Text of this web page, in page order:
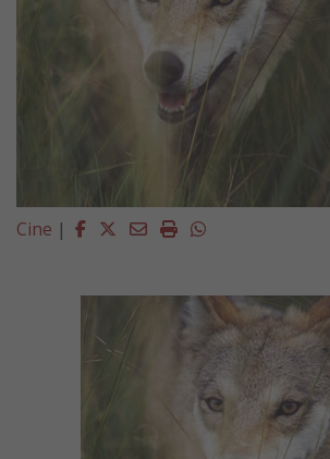
Cine | Facebook
Twitter
EmailImprimirWhatsapp